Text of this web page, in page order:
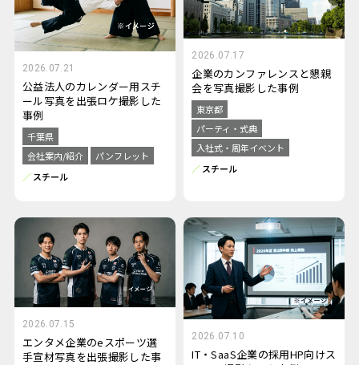
2026.07.21
公益法人のカレンダー用スチ
ール写真を出張ロケ撮影した
事例
千葉県
会社案内/紹介
パンフレット
スチール
2026.07.17
企業のカンファレンスと懇親
会を写真撮影した事例
東京都
パーティ・式典
入社式・周年イベント
スチール
2026.07.15
エンタメ企業のeスポーツ選
手宣材写真を出張撮影した事
2026.07.10
IT・SaaS企業の採用HP向けス